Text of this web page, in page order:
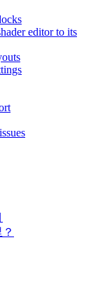
editor to its